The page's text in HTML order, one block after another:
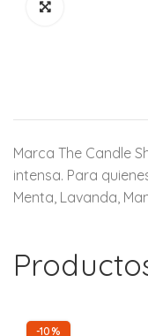
Marca The Candle
intensa. Para
Menta, Lavanda,
-10%